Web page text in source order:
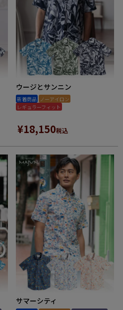
ウージとサンニン
新着商品 ノーアイロン
レギュラーフィット
¥18,150税込
サマーシティ